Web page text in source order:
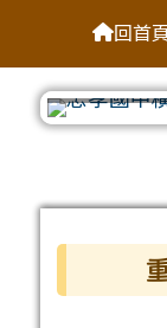
台南市
導覽列回首
左邊
頁尾